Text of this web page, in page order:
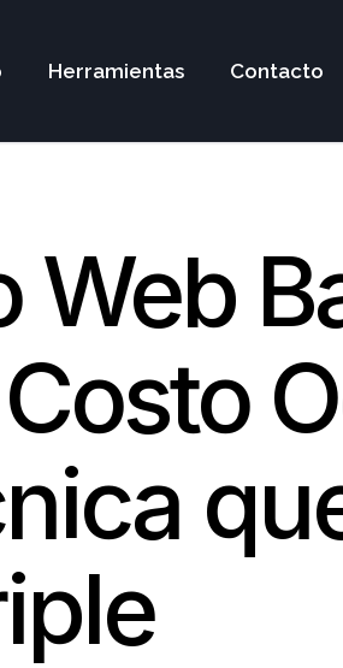
Herramientas Contacto
Web